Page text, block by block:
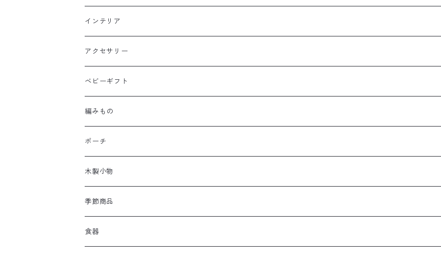
インテリア
アクセサリー
ベビーギフト
編みもの
ポーチ
木製小物
季節商品
食器